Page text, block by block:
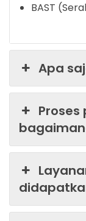
BAST
Apa